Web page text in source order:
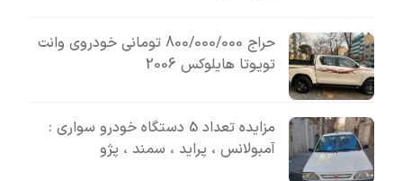
حراج 800/000/000 تومانی خودروی وانت
تویوتا هایلوکس 2006
مزایده تعداد 5 دستگاه خودرو سواری :
آمبولانس ، پراید ، سمند ، پژو